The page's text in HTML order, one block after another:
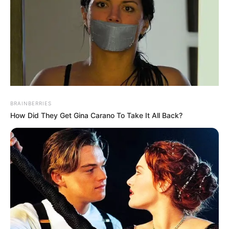
Dezember 2016 wurde Hochzeit gefeiert. Adams
gelang mit der Hauptrolle des Mike Ross in der
beliebten US-Serie "Suits" (2011-2019) der große
Durchbruch. Bellisario wurde als Spencer Hastings in
"Pretty Little Liars" (2010-2017) international bekannt.
BRAINBERRIES
How Did They Get Gina Carano To Take It All Back?